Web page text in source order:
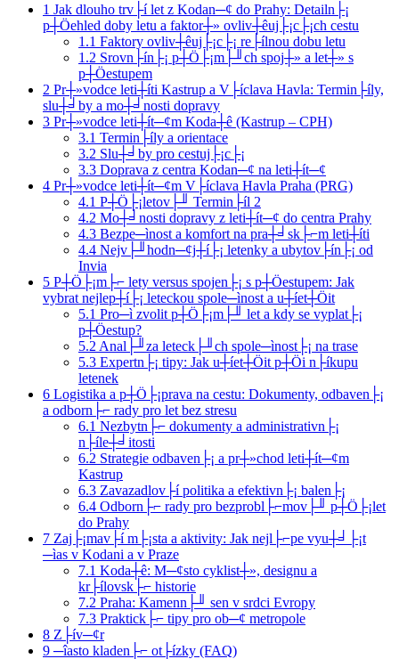
1 Jak dlouho trv├í let z Kodan─¢ do Prahy: Detailn├¡
p┼Öehled doby letu a faktor┼» ovliv┼êuj├¡c├¡ch cestu
1.1 Faktory ovliv┼êuj├¡c├¡ re├ílnou dobu letu
1.2 Srovn├ín├¡ p┼Ö├¡m├╜ch spoj┼» a let┼» s
p┼Öestupem
2 Pr┼»vodce leti┼íti Kastrup a V├íclava Havla: Termin├íly,
slu┼╛by a mo┼╛nosti dopravy
3 Pr┼»vodce leti┼ít─¢m Koda┼ê (Kastrup – CPH)
3.1 Termin├íly a orientace
3.2 Slu┼╛by pro cestuj├¡c├¡
3.3 Doprava z centra Kodan─¢ na leti┼ít─¢
4 Pr┼»vodce leti┼ít─¢m V├íclava Havla Praha (PRG)
4.1 P┼Ö├¡letov├╜ Termin├íl 2
4.2 Mo┼╛nosti dopravy z leti┼ít─¢ do centra Prahy
4.3 Bezpe─ìnost a komfort na pra┼╛sk├⌐m leti┼íti
4.4 Nejv├╜hodn─¢j┼í├¡ letenky a ubytov├ín├¡ od
Invia
5 P┼Ö├¡m├⌐ lety versus spojen├¡ s p┼Öestupem: Jak
vybrat nejlep┼í├¡ leteckou spole─ìnost a u┼íet┼Öit
5.1 Pro─ì zvolit p┼Ö├¡m├╜ let a kdy se vyplat├¡
p┼Öestup?
5.2 Anal├╜za leteck├╜ch spole─ìnost├¡ na trase
5.3 Expertn├¡ tipy: Jak u┼íet┼Öit p┼Öi n├íkupu
letenek
6 Logistika a p┼Ö├¡prava na cestu: Dokumenty, odbaven├¡
a odborn├⌐ rady pro let bez stresu
6.1 Nezbytn├⌐ dokumenty a administrativn├¡
n├íle┼╛itosti
6.2 Strategie odbaven├¡ a pr┼»chod leti┼ít─¢m
Kastrup
6.3 Zavazadlov├í politika a efektivn├¡ balen├¡
6.4 Odborn├⌐ rady pro bezprobl├⌐mov├╜ p┼Ö├¡let
do Prahy
7 Zaj├¡mav├í m├¡sta a aktivity: Jak nejl├⌐pe vyu┼╛├¡t
─ìas v Kodani a v Praze
7.1 Koda┼ê: M─¢sto cyklist┼», designu a
kr├ílovsk├⌐ historie
7.2 Praha: Kamenn├╜ sen v srdci Evropy
7.3 Praktick├⌐ tipy pro ob─¢ metropole
8 Z├ív─¢r
9 ─îasto kladen├⌐ ot├ízky (FAQ)